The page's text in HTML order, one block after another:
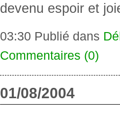
devenu espoir et
03:30 Publié dans
Commentaires (0)
01/08/2004